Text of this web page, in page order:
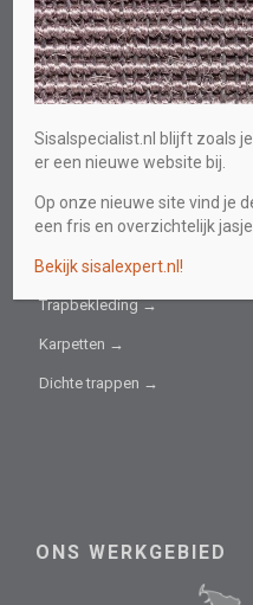
E-mail
info@sisalspecialist.nl
Sitemap
INFORMATIEF
Sisal fijn →
Sisal grof →
Trapbekleding →
Karpetten →
Dichte trappen →
ONS WERKGEBIED
Sisalspecialist.nl blijft zoals
er een nieuwe website bij.
Op onze nieuwe site vind je
een fris en overzichtelijk jasje.
Bekijk sisalexpert.nl!